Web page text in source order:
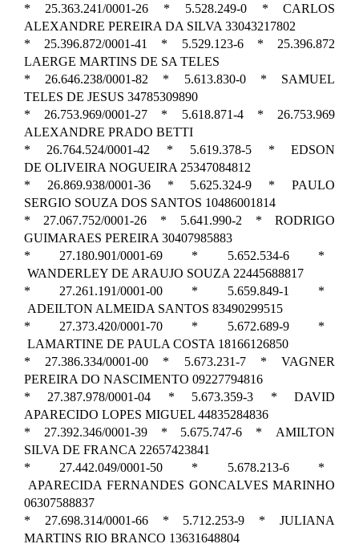
* 25.363.241/0001-26 * 5.528.249-0 * CARLOS
ALEXANDRE PEREIRA DA SILVA 33043217802
* 25.396.872/0001-41 * 5.529.123-6 * 25.396.872
LAERGE MARTINS DE SA TELES
* 26.646.238/0001-82 * 5.613.830-0 * SAMUEL
TELES DE JESUS 34785309890
* 26.753.969/0001-27 * 5.618.871-4 * 26.753.969
ALEXANDRE PRADO BETTI
* 26.764.524/0001-42 * 5.619.378-5 * EDSON
DE OLIVEIRA NOGUEIRA 25347084812
* 26.869.938/0001-36 * 5.625.324-9 * PAULO
SERGIO SOUZA DOS SANTOS 10486001814
* 27.067.752/0001-26 * 5.641.990-2 * RODRIGO
GUIMARAES PEREIRA 30407985883
* 27.180.901/0001-69 * 5.652.534-6 *
WANDERLEY DE ARAUJO SOUZA 22445688817
* 27.261.191/0001-00 * 5.659.849-1 *
ADEILTON ALMEIDA SANTOS 83490299515
* 27.373.420/0001-70 * 5.672.689-9 *
LAMARTINE DE PAULA COSTA 18166126850
* 27.386.334/0001-00 * 5.673.231-7 * VAGNER
PEREIRA DO NASCIMENTO 09227794816
* 27.387.978/0001-04 * 5.673.359-3 * DAVID
APARECIDO LOPES MIGUEL 44835284836
* 27.392.346/0001-39 * 5.675.747-6 * AMILTON
SILVA DE FRANCA 22657423841
* 27.442.049/0001-50 * 5.678.213-6 *
APARECIDA FERNANDES GONCALVES MARINHO
06307588837
* 27.698.314/0001-66 * 5.712.253-9 * JULIANA
MARTINS RIO BRANCO 13631648804